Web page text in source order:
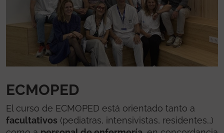
ECMOPED
El curso de ECMOPED está orientado tanto a
facultativos (pediatras, intensivistas, residentes…)